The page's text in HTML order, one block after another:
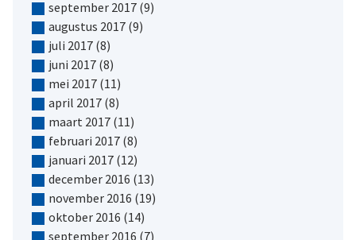
september 2017(9)
augustus 2017(9)
juli 2017(8)
juni 2017(8)
mei 2017(11)
april 2017(8)
maart 2017(11)
februari 2017(8)
januari 2017(12)
december 2016 (13)
november 2016 (19)
oktober 2016 (14)
september 2016 (7)